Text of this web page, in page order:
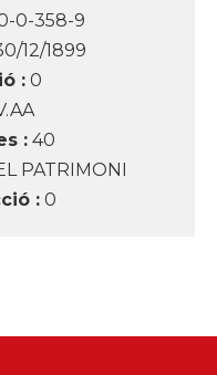
0-358-9
12/1899
: 0
: 40
PATRIMONI
: 0